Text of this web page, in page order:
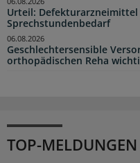
Urteil:
Sprechstundenbedarf
Geschlechtersensible
orthopädischen Reha
06.08.2026
TOP-MELDUNGEN